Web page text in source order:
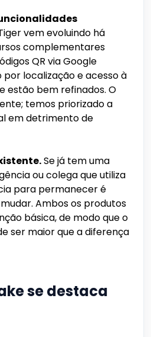
vem evoluindo há
complementares
QR via Google
localização e acesso à
estão bem refinados. O
temos priorizado a
em detrimento de
Se já tem uma
ou colega que utiliza
para permanecer é
Ambos os produtos
básica, de modo que o
ser maior que a diferença
se destaca